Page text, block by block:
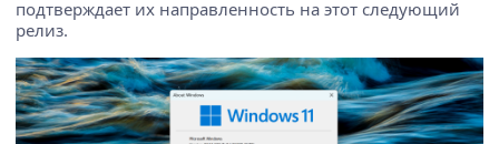
подтверждает их направленность на этот следующий
релиз.